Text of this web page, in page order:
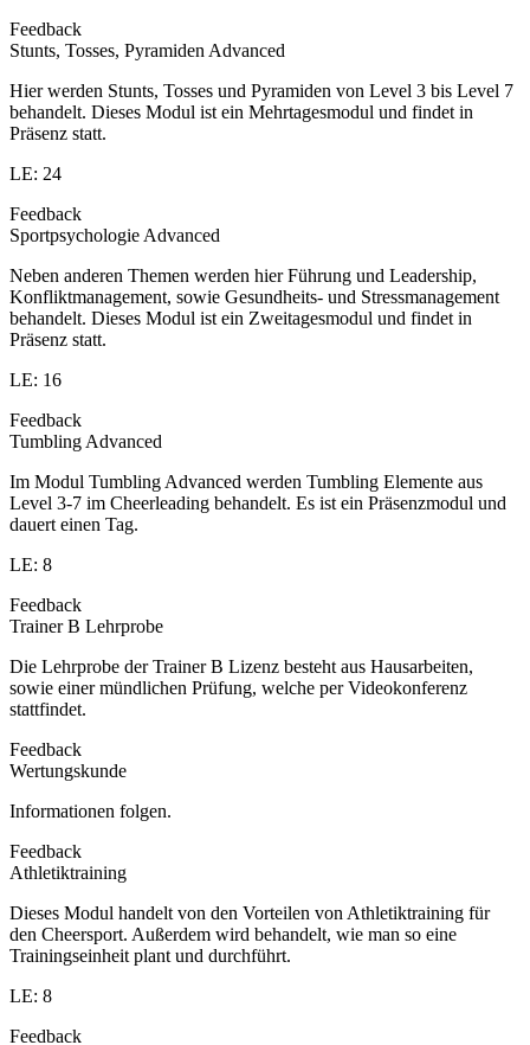
Feedback
Stunts, Tosses, Pyramiden Advanced
Hier werden Stunts, Tosses und Pyramiden von Level 3 bis Level 7
behandelt. Dieses Modul ist ein Mehrtagesmodul und findet in
Präsenz statt.
LE: 24
Feedback
Sportpsychologie Advanced
Neben anderen Themen werden hier Führung und Leadership,
Konfliktmanagement, sowie Gesundheits- und Stressmanagement
behandelt. Dieses Modul ist ein Zweitagesmodul und findet in
Präsenz statt.
LE: 16
Feedback
Tumbling Advanced
Im Modul Tumbling Advanced werden Tumbling Elemente aus
Level 3-7 im Cheerleading behandelt. Es ist ein Präsenzmodul und
dauert einen Tag.
LE: 8
Feedback
Trainer B Lehrprobe
Die Lehrprobe der Trainer B Lizenz besteht aus Hausarbeiten,
sowie einer mündlichen Prüfung, welche per Videokonferenz
stattfindet.
Feedback
Wertungskunde
Informationen folgen.
Feedback
Athletiktraining
Dieses Modul handelt von den Vorteilen von Athletiktraining für
den Cheersport. Außerdem wird behandelt, wie man so eine
Trainingseinheit plant und durchführt.
LE: 8
Feedback